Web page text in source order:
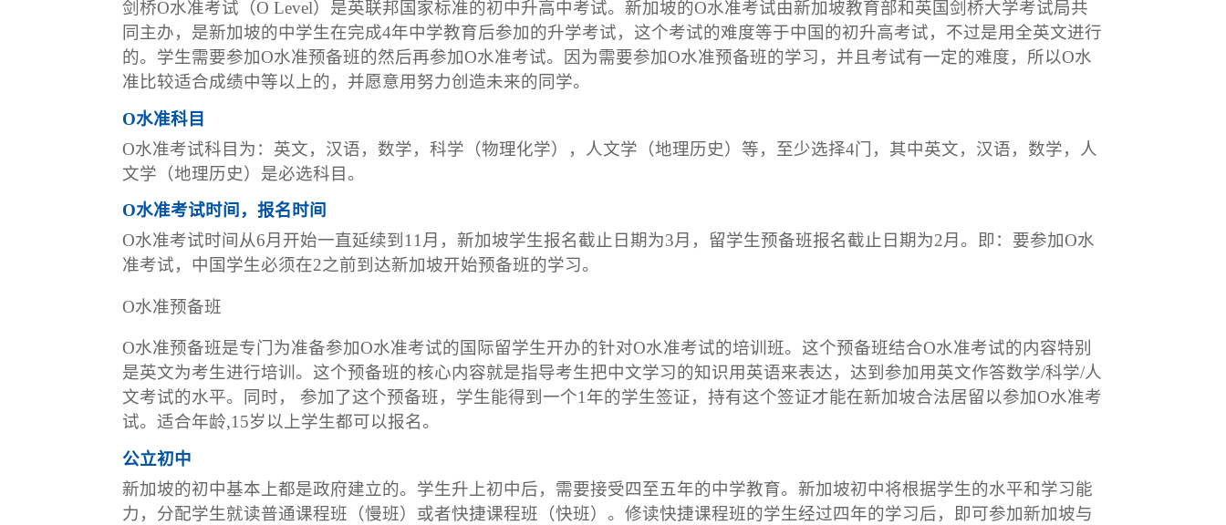
剑桥O水准考试（O Level）是英联邦国家标准的初中升高中考试。新加坡的O水准考试由新加坡教育部和英国剑桥大学考试局共
同主办，是新加坡的中学生在完成4年中学教育后参加的升学考试，这个考试的难度等于中国的初升高考试，不过是用全英文进行
的。学生需要参加O水准预备班的然后再参加O水准考试。因为需要参加O水准预备班的学习，并且考试有一定的难度，所以O水
准比较适合成绩中等以上的，并愿意用努力创造未来的同学。
O水准科目
O水准考试科目为：英文，汉语，数学，科学（物理化学），人文学（地理历史）等，至少选择4门，其中英文，汉语，数学，人
文学（地理历史）是必选科目。
O水准考试时间，报名时间
O水准考试时间从6月开始一直延续到11月，新加坡学生报名截止日期为3月，留学生预备班报名截止日期为2月。即：要参加O水
准考试，中国学生必须在2之前到达新加坡开始预备班的学习。
O水准预备班
O水准预备班是专门为准备参加O水准考试的国际留学生开办的针对O水准考试的培训班。这个预备班结合O水准考试的内容特别
是英文为考生进行培训。这个预备班的核心内容就是指导考生把中文学习的知识用英语来表达，达到参加用英文作答数学/科学/人
文考试的水平。同时， 参加了这个预备班，学生能得到一个1年的学生签证，持有这个签证才能在新加坡合法居留以参加O水准考
试。适合年龄,15岁以上学生都可以报名。
公立初中
新加坡的初中基本上都是政府建立的。学生升上初中后，需要接受四至五年的中学教育。新加坡初中将根据学生的水平和学习能
力，分配学生就读普通课程班（慢班）或者快捷课程班（快班）。修读快捷课程班的学生经过四年的学习后，即可参加新加坡与